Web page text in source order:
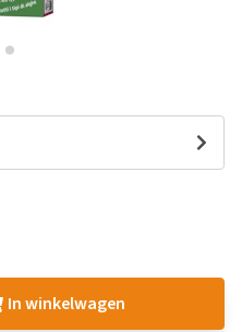
In winkelwagen